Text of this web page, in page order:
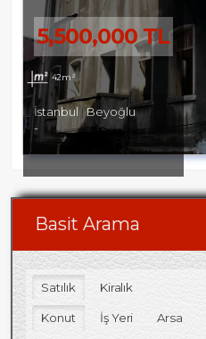
5,500,000 TL
42m²
İstanbul Beyoğlu
-
Basit Arama
Satılık Kiralık
Konut İş Yeri Arsa